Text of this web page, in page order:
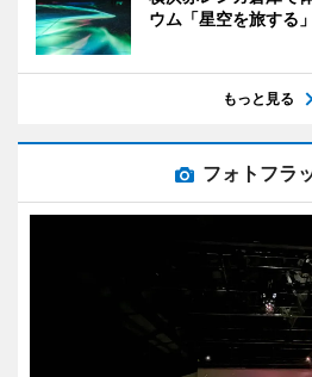
ウム「星空を旅する」
もっと見る
フォトフラ